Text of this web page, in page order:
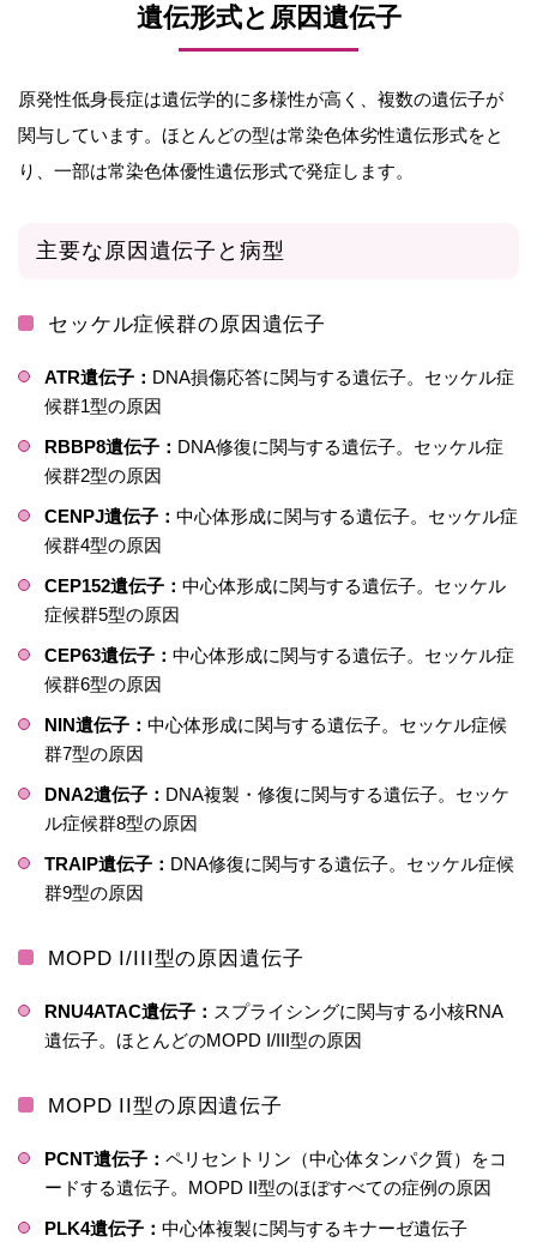
遺伝形式と原因遺伝子
原発性低身長症は遺伝学的に多様性が高く、複数の遺伝子が
関与しています。ほとんどの型は常染色体劣性遺伝形式をと
り、一部は常染色体優性遺伝形式で発症します。
主要な原因遺伝子と病型
セッケル症候群の原因遺伝子
ATR遺伝子： DNA損傷応答に関与する遺伝子。セッケル症
候群1型の原因
RBBP8遺伝子： DNA修復に関与する遺伝子。セッケル症
候群2型の原因
CENPJ遺伝子： 中心体形成に関与する遺伝子。セッケル症
候群4型の原因
CEP152遺伝子： 中心体形成に関与する遺伝子。セッケル
症候群5型の原因
CEP63遺伝子： 中心体形成に関与する遺伝子。セッケル症
候群6型の原因
NIN遺伝子： 中心体形成に関与する遺伝子。セッケル症候
群7型の原因
DNA2遺伝子： DNA複製・修復に関与する遺伝子。セッケ
ル症候群8型の原因
TRAIP遺伝子： DNA修復に関与する遺伝子。セッケル症候
群9型の原因
MOPD I/III型の原因遺伝子
RNU4ATAC遺伝子： スプライシングに関与する小核RNA
遺伝子。ほとんどのMOPD I/III型の原因
MOPD II型の原因遺伝子
PCNT遺伝子： ペリセントリン（中心体タンパク質）をコ
ードする遺伝子。MOPD II型のほぼすべての症例の原因
PLK4遺伝子： 中心体複製に関与するキナーゼ遺伝子